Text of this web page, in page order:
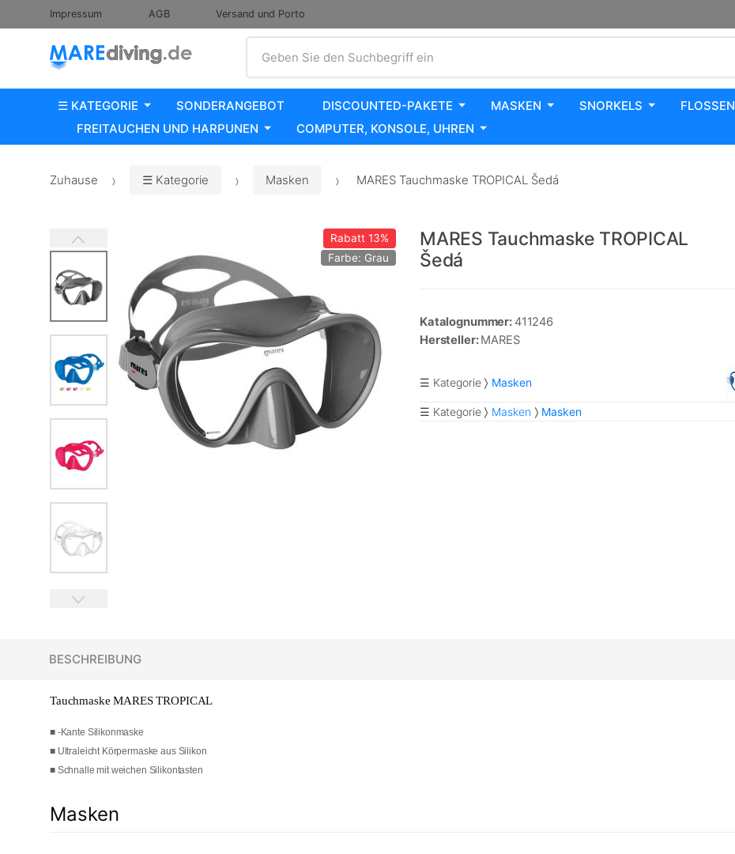
Impressum AGB Versand und Porto
Geben Sie den Suchbegriff ein
☰ KATEGORIE SONDERANGEBOT DISCOUNTED-PAKETE MASKEN SNORKELS FLOSSEN
FREITAUCHEN UND HARPUNEN
COMPUTER, KONSOLE, UHREN
Zuhause ☰ Kategorie Masken MARES Tauchmaske TROPICAL Šedá
Rabatt13%
Farbe: Grau
MARES Tauchmaske TROPICAL
Šedá
Katalognummer: 411246
Hersteller:MARES
☰ Kategorie Masken
☰ Kategorie Masken Masken
BESCHREIBUNG
Tauchmaske MARES TROPICAL
■ -Kante Silikonmaske
■ Ultraleicht Körpermaske aus Silikon
■ Schnalle mit weichen Silikontasten
Masken